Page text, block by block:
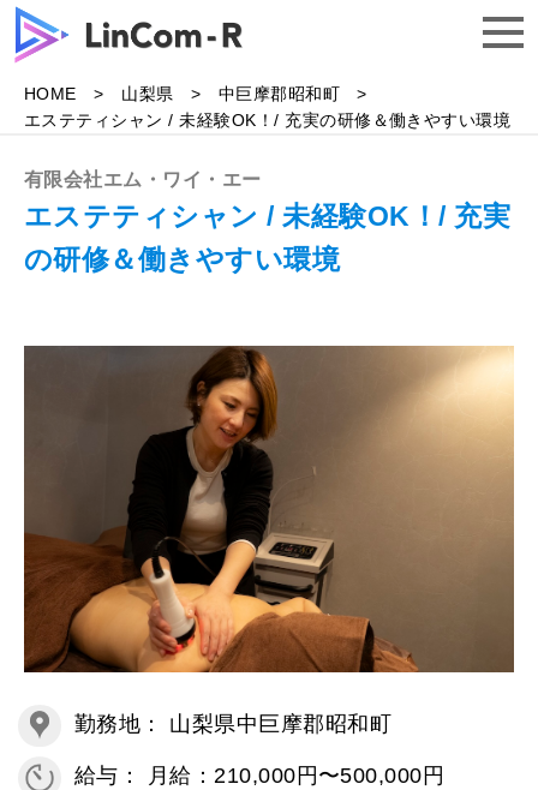
トップ
求人一覧
企業様はこちら
無料で相談する
HOME 山梨県
中巨摩郡昭和町
エステティシャン / 未経験OK！/ 充実の研修＆働きやすい環境
有限会社エム・ワイ・エー
エステティシャン / 未経験OK！/ 充実
の研修＆働きやすい環境
勤務地： 山梨県中巨摩郡昭和町
給与： 月給：210,000円〜500,000円